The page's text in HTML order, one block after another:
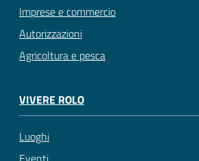
Imprese e commercio
Autorizzazioni
Agricoltura e pesca
VIVERE ROLO
Luoghi